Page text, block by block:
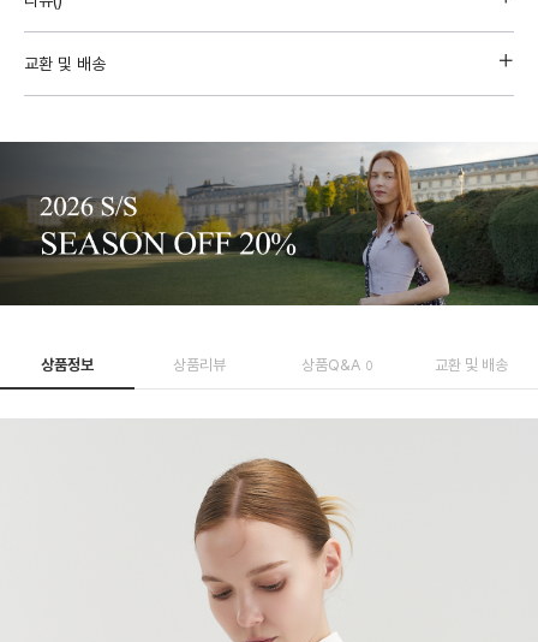
교환 및 배송
상품정보 상품리뷰 상품Q&A 0 교환 및 배송